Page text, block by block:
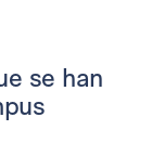
se han